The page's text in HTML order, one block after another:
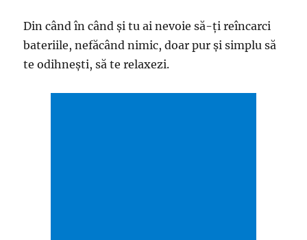
Din când în când și tu ai nevoie să-ți reîncarci
bateriile, nefăcând nimic, doar pur și simplu să
te odihnești, să te relaxezi.